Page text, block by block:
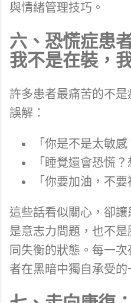
與情緒管理技巧。
六、恐慌症患
我不是在裝，
許多患者最痛苦的不
誤解：
「你是不是太敏感
「睡覺還會恐慌？
「你要加油，不要
這些話看似關心，卻
是意志力問題，也不
同失衡的狀態。每一
者在黑暗中獨自承受的